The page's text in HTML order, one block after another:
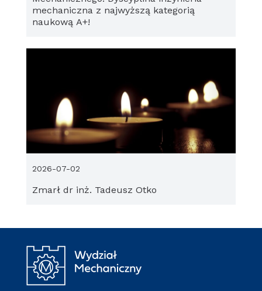
mechaniczna z najwyższą kategorią
naukową A+!
Zmarł dr inż. Tadeusz Otko
2026-07-02